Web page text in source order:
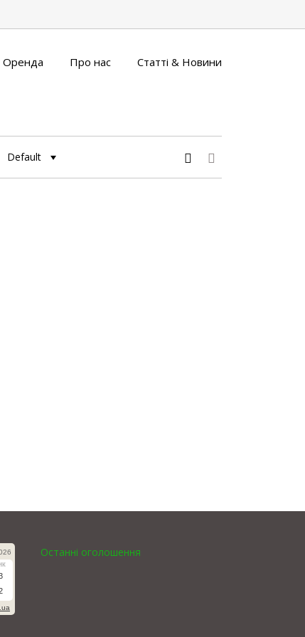
Оренда Про нас Статті & Новини
Default
Останні оголошення